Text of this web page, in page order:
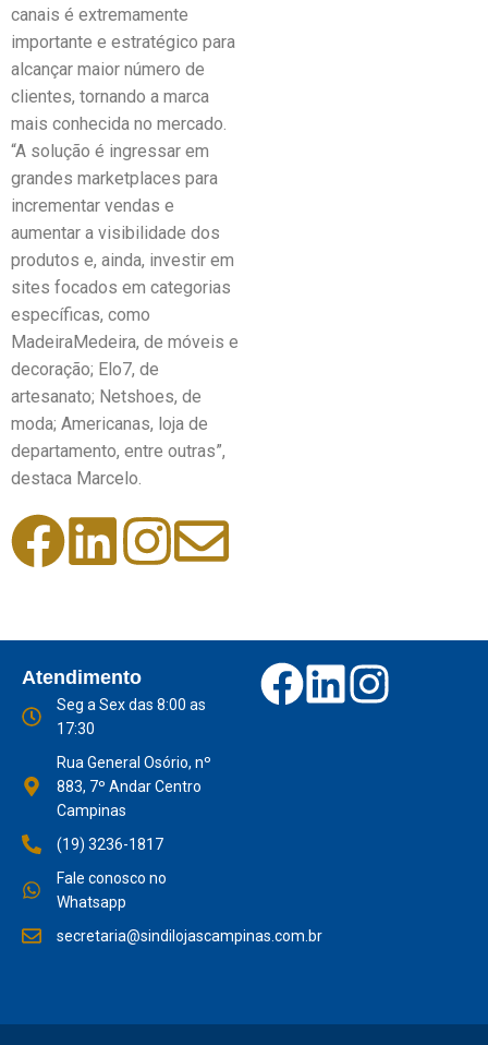
canais é extremamente
importante e estratégico para
alcançar maior número de
clientes, tornando a marca
mais conhecida no mercado.
“A solução é ingressar em
grandes marketplaces para
incrementar vendas e
aumentar a visibilidade dos
produtos e, ainda, investir em
sites focados em categorias
específicas, como
MadeiraMedeira, de móveis e
decoração; Elo7, de
artesanato; Netshoes, de
moda; Americanas, loja de
departamento, entre outras”,
destaca Marcelo.
Atendimento
Seg a Sex das 8:00 as
17:30
Rua General Osório, nº
883, 7º Andar Centro
Campinas
(19) 3236-1817
Fale conosco no
Whatsapp
secretaria@sindilojascampinas.com.br